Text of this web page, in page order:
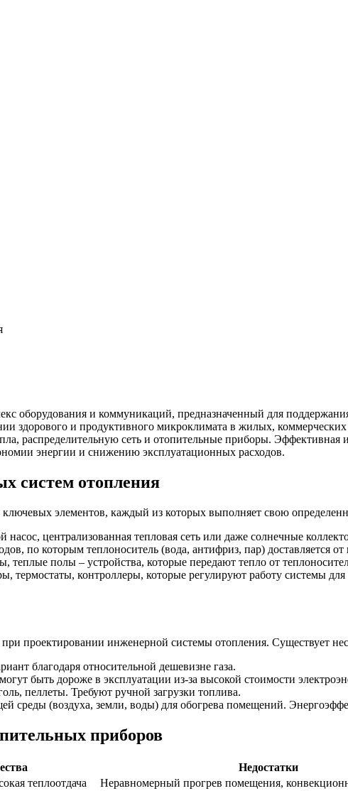
оборудования и коммуникаций, предназначенный для
здорового и продуктивного микроклимата в жилых,
распределительную сеть и отопительные приборы. Эффективная
энергии и снижению эксплуатационных расходов.
систем отопления
ключевых элементов, каждый из которых выполняет свою
насос, централизованная тепловая сеть или даже солнечные
по которым теплоноситель (вода, антифриз, пар) доставляется
теплые полы – устройства, которые передают тепло от
термостаты, контроллеры, которые регулируют работу системы
проектировании инженерной системы отопления. Существует
благодаря относительной дешевизне газа.
быть дороже в эксплуатации из-за высокой стоимости
пеллеты. Требуют ручной загрузки топлива.
среды (воздуха, земли, воды) для обогрева помещений.
приборов
Недостатки
теплоотдача
Неравномерный прогрев помещения,